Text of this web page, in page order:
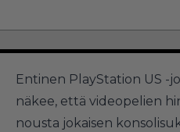
Entinen PlayStation US -
näkee, että videopelien
nousta jokaisen